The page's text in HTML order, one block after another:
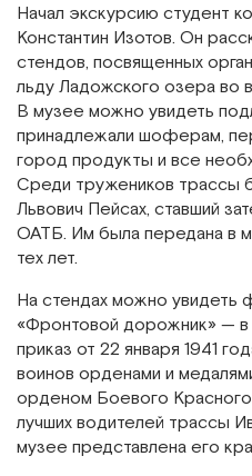
Начал экскурсию студент
Константин Изотов. Он
стендов, посвященных
льду Ладожского озера во
В музее можно увидеть
принадлежали шоферам,
город продукты и все
Среди тружеников трассы
Львович Пейсах, ставший
ОАТБ. Им была передана в
тех лет.
На стендах можно увидеть
«Фронтовой дорожник» — в
приказ от 22 января 1941
воинов орденами и
орденом Боевого
лучших водителей трассы
музее представлена его